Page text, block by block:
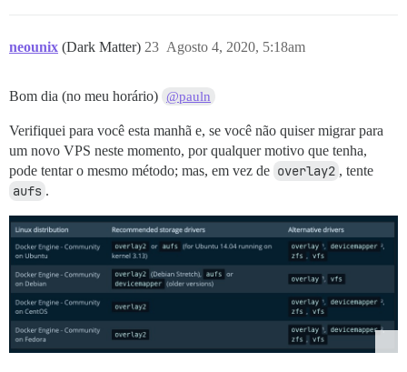
neounix (Dark Matter) Agosto 4, 2020, 5:18am
23
Bom dia (no meu horário) @pauln
Verifiquei para você esta manhã e, se você não quiser migrar para
um novo VPS neste momento, por qualquer motivo que tenha,
pode tentar o mesmo método; mas, em vez de overlay2 , tente
aufs .